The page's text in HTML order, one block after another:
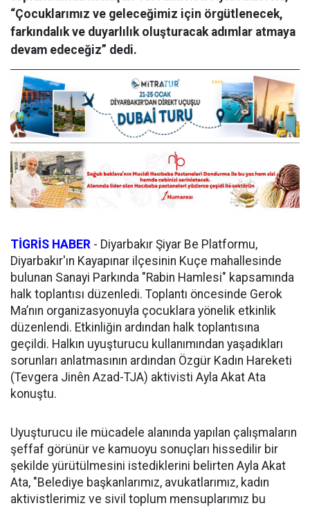
“Çocuklarımız ve geleceğimiz için örgütlenecek,
farkındalık ve duyarlılık oluşturacak adımlar atmaya
devam edeceğiz” dedi.
TİGRİS HABER - Diyarbakır Şiyar Be Platformu,
Diyarbakır'ın Kayapınar ilçesinin Kuçe mahallesinde
bulunan Sanayi Parkında "Rabin Hamlesi" kapsamında
halk toplantısı düzenledi. Toplantı öncesinde Gerok
Ma’nın organizasyonuyla çocuklara yönelik etkinlik
düzenlendi. Etkinliğin ardından halk toplantısına
geçildi. Halkın uyuşturucu kullanımından yaşadıkları
sorunları anlatmasının ardından Özgür Kadın Hareketi
(Tevgera Jinên Azad-TJA) aktivisti Ayla Akat Ata
konuştu.
Uyuşturucu ile mücadele alanında yapılan çalışmaların
şeffaf görünür ve kamuoyu sonuçları hissedilir bir
şekilde yürütülmesini istediklerini belirten Ayla Akat
Ata, "Belediye başkanlarımız, avukatlarımız, kadın
aktivistlerimiz ve sivil toplum mensuplarımız bu